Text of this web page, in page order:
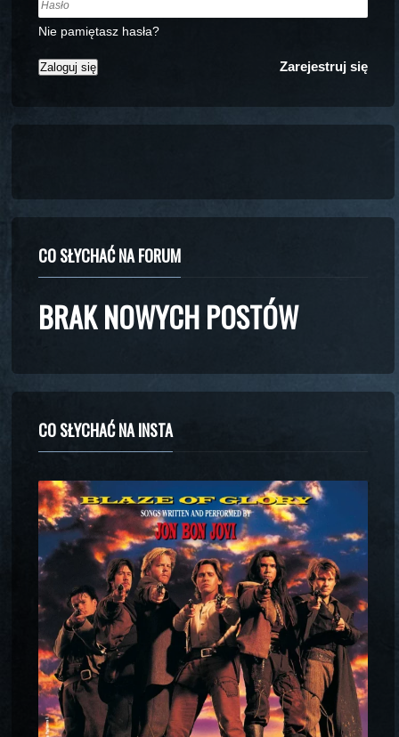
Nie pamiętasz hasła?
Zarejestruj się
CO SŁYCHAĆ NA FORUM
BRAK NOWYCH POSTÓW
CO SŁYCHAĆ NA INSTA